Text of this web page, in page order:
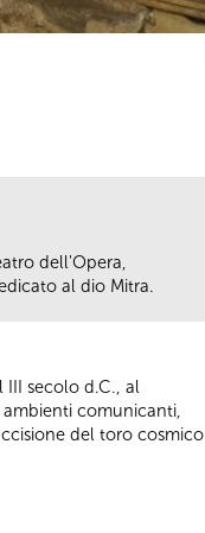
dell'Opera,
al dio Mitra.
III secolo d.C., al
comunicanti,
del toro cosmico